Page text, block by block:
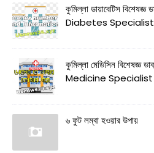
কুমিল্লা ডায়াবেটিস
Diabetes
কুমিল্লা মেডিসিন বিশেষজ্ঞ
Medicine
৬ ফুট লম্বা হওয়ার উপায়